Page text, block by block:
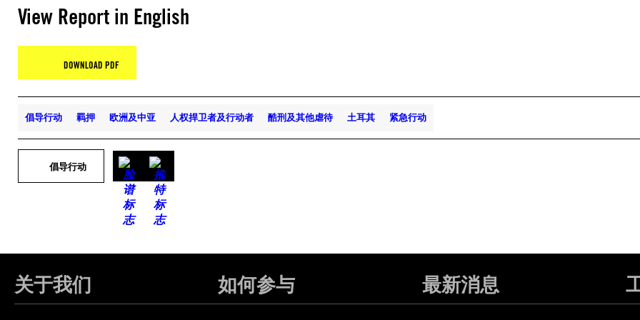
View Report in English
DOWNLOAD PDF
倡导行动 羁押 欧洲及中亚 人权捍卫者及行动者 酷刑及其他虐待 土耳其 紧急行动
倡导行动
关于我们 如何参与 最新消息